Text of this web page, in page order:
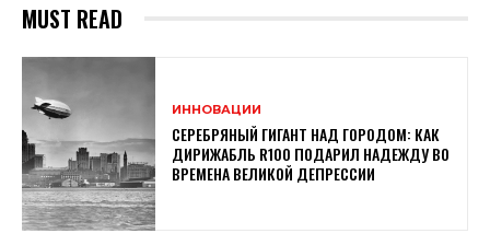
MUST READ
ИННОВАЦИИ
СЕРЕБРЯНЫЙ ГИГАНТ НАД ГОРОДОМ: КАК
ДИРИЖАБЛЬ R100 ПОДАРИЛ НАДЕЖДУ ВО
ВРЕМЕНА ВЕЛИКОЙ ДЕПРЕССИИ